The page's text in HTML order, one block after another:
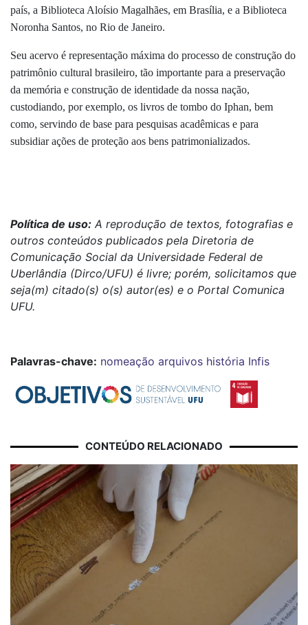
país, a Biblioteca Aloísio Magalhães, em Brasília, e a Biblioteca
Noronha Santos, no Rio de Janeiro.
Seu acervo é representação máxima do processo de construção do
patrimônio cultural brasileiro, tão importante para a preservação
da memória e construção de identidade da nossa nação,
custodiando, por exemplo, os livros de tombo do Iphan, bem
como, servindo de base para pesquisas acadêmicas e para
subsidiar ações de proteção aos bens patrimonializados.
Política de uso: A reprodução de textos, fotografias e
outros conteúdos publicados pela Diretoria de
Comunicação Social da Universidade Federal de
Uberlândia (Dirco/UFU) é livre; porém, solicitamos que
seja(m) citado(s) o(s) autor(es) e o Portal Comunica
UFU.
Palavras-chave: nomeação arquivos história Infis
CONTEÚDO RELACIONADO